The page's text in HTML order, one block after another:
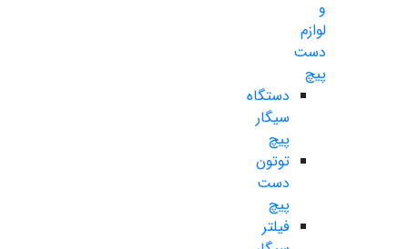
و
لوازم
دست
پیچ
دستگاه
سیگار
پیچ
توتون
دست
پیچ
فیلتر